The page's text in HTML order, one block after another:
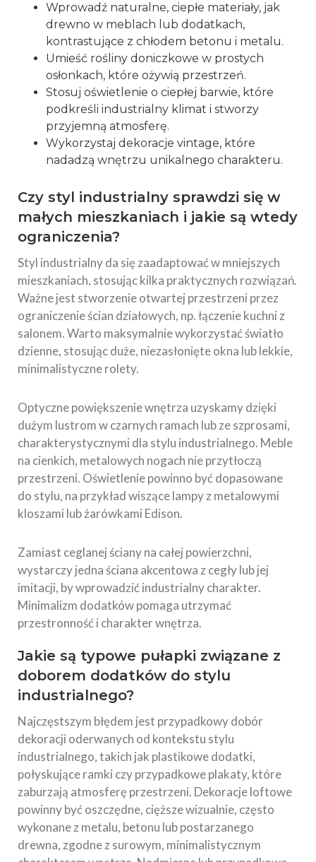
Wprowadź naturalne, ciepłe materiały, jak
drewno w meblach lub dodatkach,
kontrastujące z chłodem betonu i metalu.
Umieść rośliny doniczkowe w prostych
osłonkach, które ożywią przestrzeń.
Stosuj oświetlenie o ciepłej barwie, które
podkreśli industrialny klimat i stworzy
przyjemną atmosferę.
Wykorzystaj dekoracje vintage, które
nadadzą wnętrzu unikalnego charakteru.
Czy styl industrialny sprawdzi się w
małych mieszkaniach i jakie są wtedy
ograniczenia?
Styl industrialny da się zaadaptować w mniejszych
mieszkaniach, stosując kilka praktycznych rozwiązań.
Ważne jest stworzenie otwartej przestrzeni przez
ograniczenie ścian działowych, np. łączenie kuchni z
salonem. Warto maksymalnie wykorzystać światło
dzienne, stosując duże, niezasłonięte okna lub lekkie,
minimalistyczne rolety.
Optyczne powiększenie wnętrza uzyskamy dzięki
dużym lustrom w czarnych ramach lub ze szprosami,
charakterystycznymi dla stylu industrialnego. Meble
na cienkich, metalowych nogach nie przytłoczą
przestrzeni. Oświetlenie powinno być dopasowane
do stylu, na przykład wiszące lampy z metalowymi
kloszami lub żarówkami Edison.
Zamiast ceglanej ściany na całej powierzchni,
wystarczy jedna ściana akcentowa z cegły lub jej
imitacji, by wprowadzić industrialny charakter.
Minimalizm dodatków pomaga utrzymać
przestronność i charakter wnętrza.
Jakie są typowe pułapki związane z
doborem dodatków do stylu
industrialnego?
Najczęstszym błędem jest przypadkowy dobór
dekoracji oderwanych od kontekstu stylu
industrialnego, takich jak plastikowe dodatki,
połyskujące ramki czy przypadkowe plakaty, które
zaburzają atmosferę przestrzeni. Dekoracje loftowe
powinny być oszczędne, cięższe wizualnie, często
wykonane z metalu, betonu lub postarzanego
drewna, zgodne z surowym, minimalistycznym